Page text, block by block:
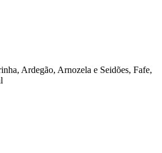
Ardegão, Arnozela e Seidões, Fafe,